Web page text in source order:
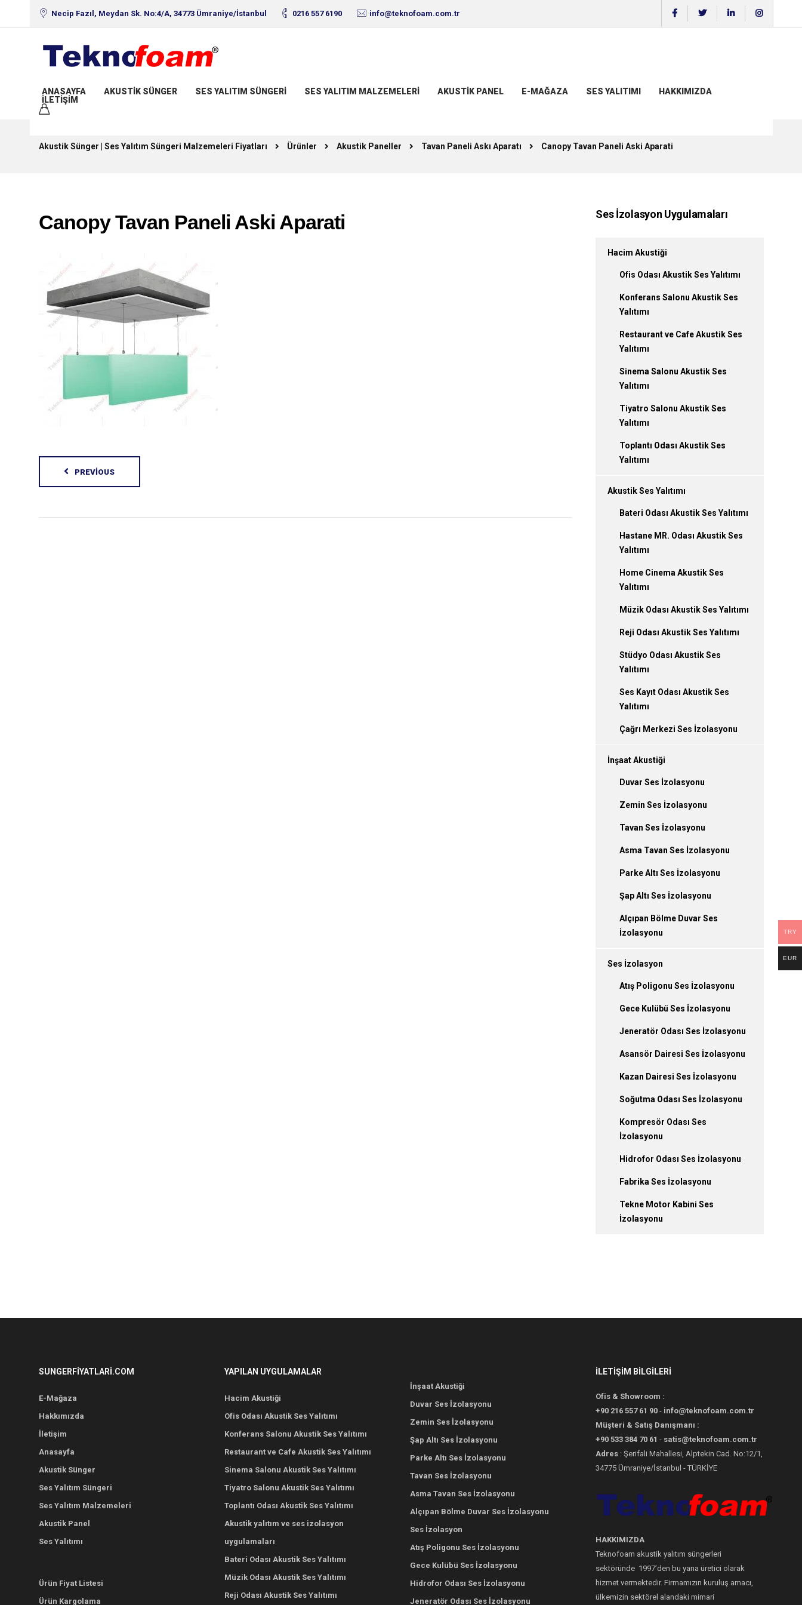
Necip Fazıl, Meydan Sk. No:4/A, 34773 Ümraniye/İstanbul 0216 557 6190 info@teknofoam.com.tr
ANASAYFA AKUSTIK SÜNGER SES YALITIM SÜNGERI SES YALITIM MALZEMELERI AKUSTIK PANEL E-MAĞAZA SES YALITIMI
HAKKIMIZDA
İLETIŞIM
Akustik Sünger | Ses Yalıtım Süngeri Malzemeleri Fiyatları Ürünler Akustik Paneller Tavan Paneli Askı Aparatı Canopy Tavan Paneli Aski Aparati
Canopy Tavan Paneli Aski Aparati
PREVIOUS
Ses İzolasyon Uygulamaları
Hacim Akustiği
Ofis Odası Akustik Ses Yalıtımı
Konferans Salonu Akustik Ses
Yalıtımı
Restaurant ve Cafe Akustik Ses
Yalıtımı
Sinema Salonu Akustik Ses
Yalıtımı
Tiyatro Salonu Akustik Ses
Yalıtımı
Toplantı Odası Akustik Ses
Yalıtımı
Akustik Ses Yalıtımı
Bateri Odası Akustik Ses Yalıtımı
Hastane MR. Odası Akustik Ses
Yalıtımı
Home Cinema Akustik Ses
Yalıtımı
Müzik Odası Akustik Ses Yalıtımı
Reji Odası Akustik Ses Yalıtımı
Stüdyo Odası Akustik Ses
Yalıtımı
Ses Kayıt Odası Akustik Ses
Yalıtımı
Çağrı Merkezi Ses İzolasyonu
İnşaat Akustiği
Duvar Ses İzolasyonu
Zemin Ses İzolasyonu
Tavan Ses İzolasyonu
Asma Tavan Ses İzolasyonu
Parke Altı Ses İzolasyonu
Şap Altı Ses İzolasyonu
Alçıpan Bölme Duvar Ses
İzolasyonu
Ses İzolasyon
Atış Poligonu Ses İzolasyonu
Gece Kulübü Ses İzolasyonu
Jeneratör Odası Ses İzolasyonu
Asansör Dairesi Ses İzolasyonu
Kazan Dairesi Ses İzolasyonu
Soğutma Odası Ses İzolasyonu
Kompresör Odası Ses
İzolasyonu
Hidrofor Odası Ses İzolasyonu
Fabrika Ses İzolasyonu
Tekne Motor Kabini Ses
İzolasyonu
SUNGERFIYATLARI.COM
E-Mağaza
Hakkımızda
İletişim
Anasayfa
Akustik Sünger
Ses Yalıtım Süngeri
Ses Yalıtım Malzemeleri
Akustik Panel
Ses Yalıtımı
Ürün Fiyat Listesi
Ürün Kargolama
YAPILAN UYGULAMALAR
Hacim Akustiği
Ofis Odası Akustik Ses Yalıtımı
Konferans Salonu Akustik Ses Yalıtımı
Restaurant ve Cafe Akustik Ses Yalıtımı
Sinema Salonu Akustik Ses Yalıtımı
Tiyatro Salonu Akustik Ses Yalıtımı
Toplantı Odası Akustik Ses Yalıtımı
Akustik yalıtım ve ses izolasyon
uygulamaları
Bateri Odası Akustik Ses Yalıtımı
Müzik Odası Akustik Ses Yalıtımı
Reji Odası Akustik Ses Yalıtımı
İnşaat Akustiği
Duvar Ses İzolasyonu
Zemin Ses İzolasyonu
Şap Altı Ses İzolasyonu
Parke Altı Ses İzolasyonu
Tavan Ses İzolasyonu
Asma Tavan Ses İzolasyonu
Alçıpan Bölme Duvar Ses İzolasyonu
Ses İzolasyon
Atış Poligonu Ses İzolasyonu
Gece Kulübü Ses İzolasyonu
Hidrofor Odası Ses İzolasyonu
Jeneratör Odası Ses İzolasyonu
İLETİŞİM BİLGİLERİ
Ofis & Showroom :
+90 216 557 61 90 - info@teknofoam.com.tr
Müşteri & Satış Danışmanı :
+90 533 384 70 61 - satis@teknofoam.com.tr
Adres : Şerifali Mahallesi, Alptekin Cad. No:12/1,
34775 Ümraniye/İstanbul - TÜRKİYE
HAKKIMIZDA
Teknofoam akustik yalıtım süngerleri
sektöründe 1997’den bu yana üretici olarak
hizmet vermektedir. Firmamızın kuruluş amacı,
ülkemizin sektörel alandaki mimari
TRY
EUR